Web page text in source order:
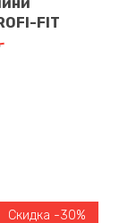
FIT
9
₽.
Скидка -30%